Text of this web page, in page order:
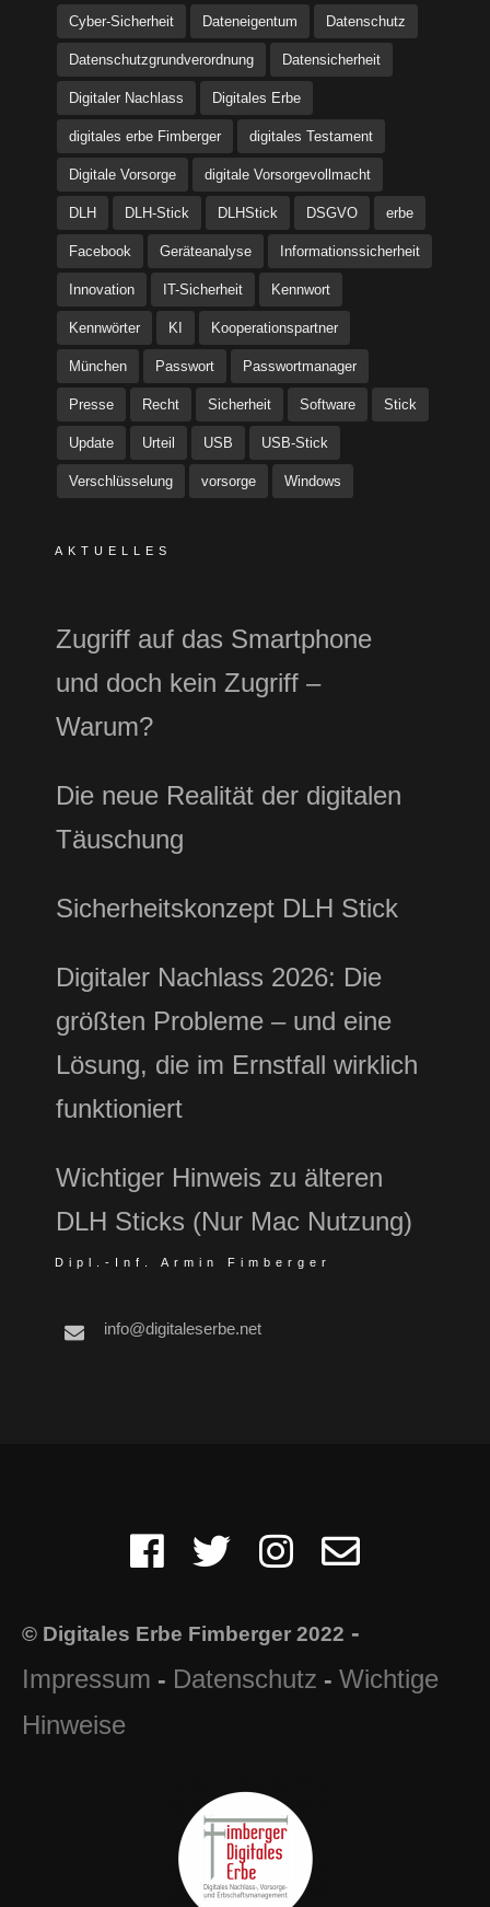
Cyber-Sicherheit Dateneigentum Datenschutz
Datenschutzgrundverordnung Datensicherheit
Digitaler Nachlass Digitales Erbe
digitales erbe Fimberger digitales Testament
Digitale Vorsorge digitale Vorsorgevollmacht
DLH DLH-Stick DLHStick DSGVO erbe
Facebook Geräteanalyse Informationssicherheit
Innovation IT-Sicherheit Kennwort
Kennwörter KI Kooperationspartner
München Passwort Passwortmanager
Presse Recht Sicherheit Software Stick
Update Urteil USB USB-Stick
Verschlüsselung vorsorge Windows
AKTUELLES
Zugriff auf das Smartphone
und doch kein Zugriff –
Warum?
Die neue Realität der digitalen
Täuschung
Sicherheitskonzept DLH Stick
Digitaler Nachlass 2026: Die
größten Probleme – und eine
Lösung, die im Ernstfall wirklich
funktioniert
Wichtiger Hinweis zu älteren
DLH Sticks (Nur Mac Nutzung)
Dipl.-Inf. Armin Fimberger
info@digitaleserbe.net
© Digitales Erbe Fimberger 2022 -
Impressum - Datenschutz - Wichtige
Hinweise